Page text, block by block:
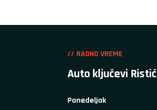
// RADNO VREME
Auto ključevi Ristić
Ponedeljak